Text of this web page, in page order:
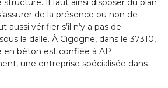
Il faut ainsi disposer du plan
de la présence ou non de
aussi vérifier s’il n’y a pas de
la dalle. À Cigogne, dans le 37310,
en béton est confiée à AP
une entreprise spécialisée dans